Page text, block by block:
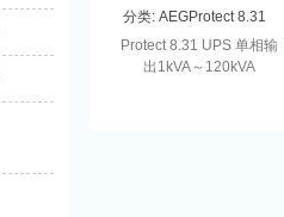
分类: AEGProtect 8.31
系列工业UPS
Protect 8.31 UPS 单相输
出1kVA～120kVA